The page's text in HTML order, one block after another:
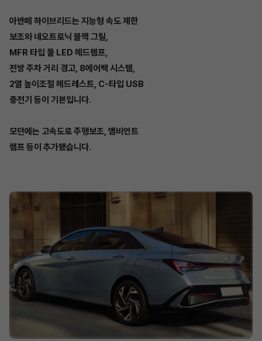
아반떼 하이브리드는 지능형 속도 제한
보조와 네오트로닉 블랙 그릴,
MFR 타입 풀 LED 헤드램프,
전방 주차 거리 경고, 8에어백 시스템,
2열 높이조절 헤드레스트, C-타입 USB
충전기 등이 기본입니다.
모던에는 고속도로 주행보조, 앰비언트
램프 등이 추가됐습니다.